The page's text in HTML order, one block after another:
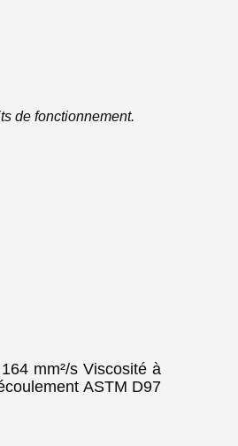
de fonctionnement.
mm²/s Viscosité à
ASTM D97